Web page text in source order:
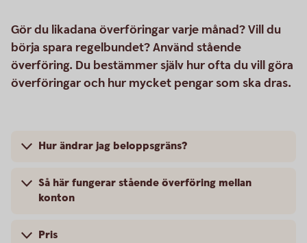
Gör du likadana överföringar varje månad? Vill du
börja spara regelbundet? Använd stående
överföring. Du bestämmer själv hur ofta du vill göra
överföringar och hur mycket pengar som ska dras.
Hur ändrar jag beloppsgräns?
Så här fungerar stående överföring mellan
konton
Pris